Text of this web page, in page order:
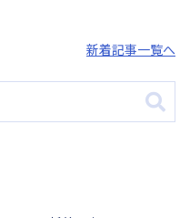
新着記事一覧へ